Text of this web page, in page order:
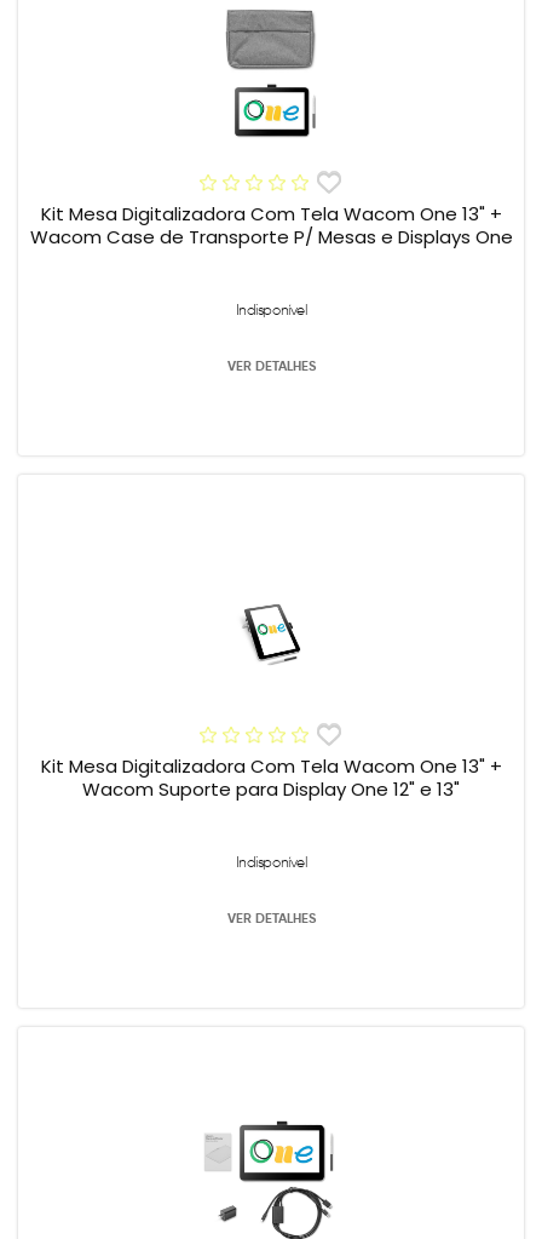
Kit Mesa Digitalizadora Com Tela Wacom One 13" +
Wacom Case de Transporte P/ Mesas e Displays One
Indisponível
VER DETALHES
Kit Mesa Digitalizadora Com Tela Wacom One 13" +
Wacom Suporte para Display One 12" e 13"
Indisponível
VER DETALHES